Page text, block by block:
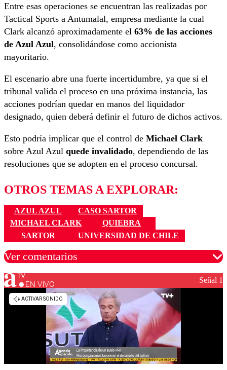
Entre esas operaciones se encuentran las realizadas por
Tactical Sports a Antumalal, empresa mediante la cual
Clark alcanzó aproximadamente el 63% de las acciones
de Azul Azul, consolidándose como accionista
mayoritario.
El escenario abre una fuerte incertidumbre, ya que si el
tribunal valida el proceso en una próxima instancia, las
acciones podrían quedar en manos del liquidador
designado, quien deberá definir el futuro de dichos activos.
Esto podría implicar que el control de Michael Clark
sobre Azul Azul quede invalidado, dependiendo de las
resoluciones que se adopten en el proceso concursal.
OTROS TEMAS A EXPLORAR:
AZUL AZUL
CASO SARTOR
MICHAEL CLARK
QUIEBRA
SARTOR
UNIVERSIDAD DE CHILE
Ver comentarios
Los comentarios son moderados para garantizar un
diálogo respetuoso.
EN VIVO Señal 1